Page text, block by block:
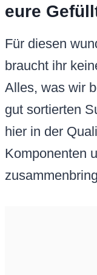
eure
Für diesen
braucht ihr
Alles, was wir
gut sortierten
hier in der
Komponenten